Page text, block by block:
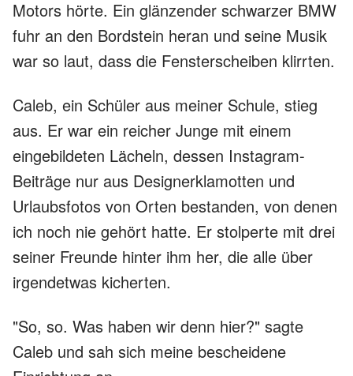
Motors hörte. Ein glänzender schwarzer BMW
fuhr an den Bordstein heran und seine Musik
war so laut, dass die Fensterscheiben klirrten.
Caleb, ein Schüler aus meiner Schule, stieg
aus. Er war ein reicher Junge mit einem
eingebildeten Lächeln, dessen Instagram-
Beiträge nur aus Designerklamotten und
Urlaubsfotos von Orten bestanden, von denen
ich noch nie gehört hatte. Er stolperte mit drei
seiner Freunde hinter ihm her, die alle über
irgendetwas kicherten.
"So, so. Was haben wir denn hier?" sagte
Caleb und sah sich meine bescheidene